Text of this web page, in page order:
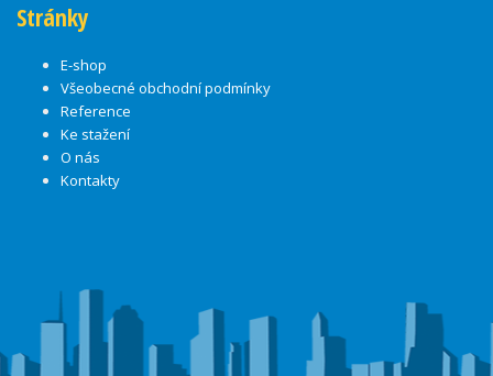
Stránky
E-shop
Všeobecné obchodní podmínky
Reference
Ke stažení
O nás
Kontakty